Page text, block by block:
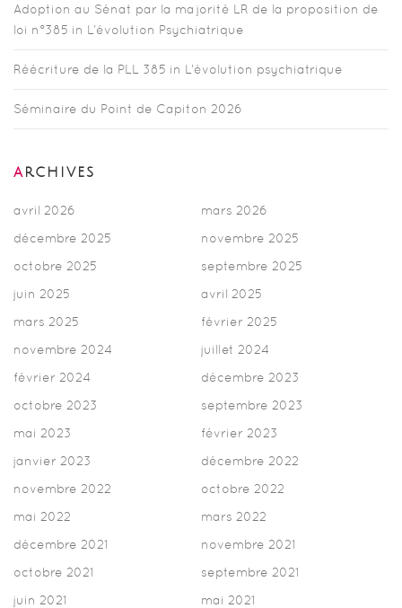
Adoption au Sénat par la majorité LR de la proposition de
loi n°385 in L’évolution Psychiatrique
Réécriture de la PLL 385 in L’évolution psychiatrique
Séminaire du Point de Capiton 2026
ARCHIVES
avril 2026
mars 2026
décembre 2025
novembre 2025
octobre 2025
septembre 2025
juin 2025
avril 2025
mars 2025
février 2025
novembre 2024
juillet 2024
février 2024
décembre 2023
octobre 2023
septembre 2023
mai 2023
février 2023
janvier 2023
décembre 2022
novembre 2022
octobre 2022
mai 2022
mars 2022
décembre 2021
novembre 2021
octobre 2021
septembre 2021
juin 2021
mai 2021